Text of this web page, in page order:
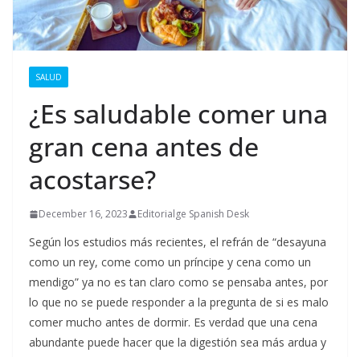
SALUD
¿Es saludable comer una
gran cena antes de
acostarse?
December 16, 2023 Editorialge Spanish Desk
Según los estudios más recientes, el refrán de “desayuna
como un rey, come como un príncipe y cena como un
mendigo” ya no es tan claro como se pensaba antes, por
lo que no se puede responder a la pregunta de si es malo
comer mucho antes de dormir. Es verdad que una cena
abundante puede hacer que la digestión sea más ardua y